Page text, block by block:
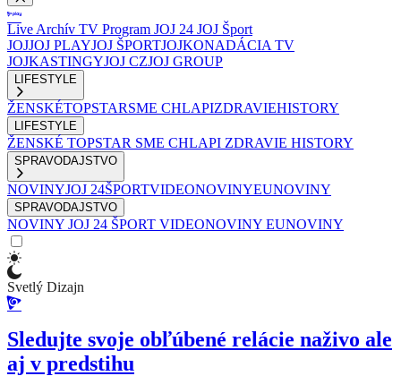
Live Archív TV Program JOJ 24 JOJ Šport
JOJJOJ PLAYJOJ ŠPORTJOJKONADÁCIA TV
JOJKASTINGYJOJ CZJOJ GROUP
LIFESTYLE
ŽENSKÉTOPSTARSME CHLAPIZDRAVIEHISTORY
LIFESTYLE
ŽENSKÉ TOPSTAR SME CHLAPI ZDRAVIE HISTORY
SPRAVODAJSTVO
NOVINYJOJ 24ŠPORTVIDEONOVINYEUNOVINY
SPRAVODAJSTVO
NOVINY JOJ 24 ŠPORT VIDEONOVINY EUNOVINY
Svetlý Dizajn
Sledujte svoje obľúbené relácie naživo ale
aj v predstihu